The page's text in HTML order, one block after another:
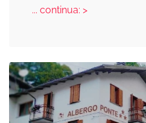
... continua: >